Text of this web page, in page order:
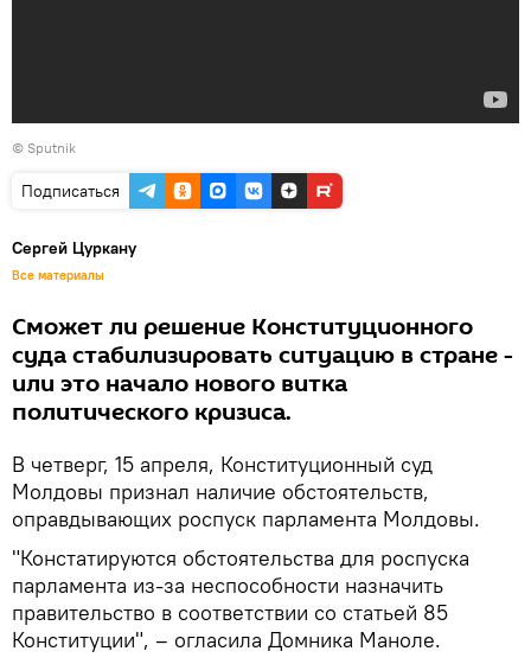
© Sputnik
Подписаться
Сергей Цуркану
Все материалы
Сможет ли решение Конституционного
суда стабилизировать ситуацию в стране -
или это начало нового витка
политического кризиса.
В четверг, 15 апреля, Конституционный суд
Молдовы признал наличие обстоятельств,
оправдывающих роспуск парламента Молдовы.
"Констатируются обстоятельства для роспуска
парламента из-за неспособности назначить
правительство в соответствии со статьей 85
Конституции", – огласила Домника Маноле.